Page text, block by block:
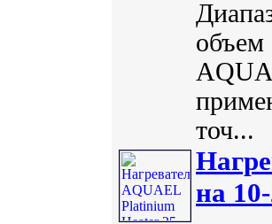
объем
точ...
на